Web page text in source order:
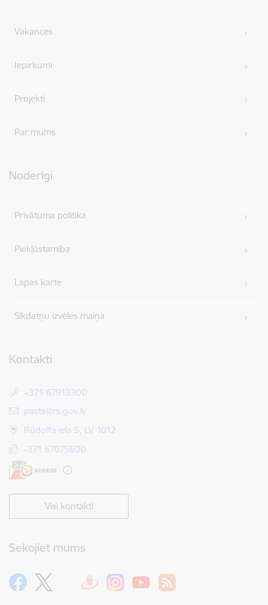
Vakances
Iepirkumi
Projekti
Par mums
Noderīgi
Privātuma politika
Piekļūstamība
Lapas karte
Sīkdatņu izvēles maiņa
Kontakti
+371 67913300
E-pasts:
pasts@rs.gov.lv
Rūdolfa iela 5, LV 1012
+371 67075600
Visi kontakti
Sekojiet mums